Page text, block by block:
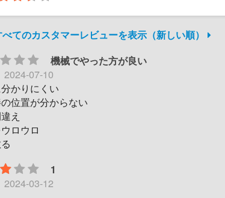
てのカスタマーレビューを表示（新しい順）
機械でやった方が良い
2024-07-10
かりにくい
位置が分からない
え
ロウロ
1
2024-03-12